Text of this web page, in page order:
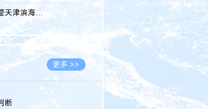
2026.08.07
天津高院关于调整天津滨海高新技术产业开发区华苑科技园一审普通...
2026.08.07
更多 >>
断